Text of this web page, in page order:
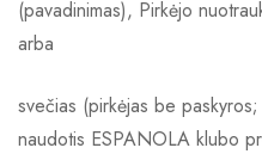
(pavadinimas), Pirkėjo
arba
svečias (pirkėjas be
naudotis ESPANOLA klubo